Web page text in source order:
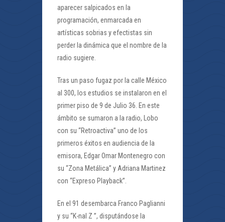
aparecer salpicados en la
programación, enmarcada en
artísticas sobrias y efectistas sin
perder la dinámica que el nombre de la
radio sugiere.
Tras un paso fugaz por la calle México
al 300, los estudios se instalaron en el
primer piso de 9 de Julio 36. En este
ámbito se sumaron a la radio, Lobo
con su “Retroactiva” uno de los
primeros éxitos en audiencia de la
emisora, Edgar Omar Montenegro con
su “Zona Metálica” y Adriana Martinez
con “Expreso Playback”.
En el 91 desembarca Franco Paglianni
y su “K-nal Z ”, disputándose la